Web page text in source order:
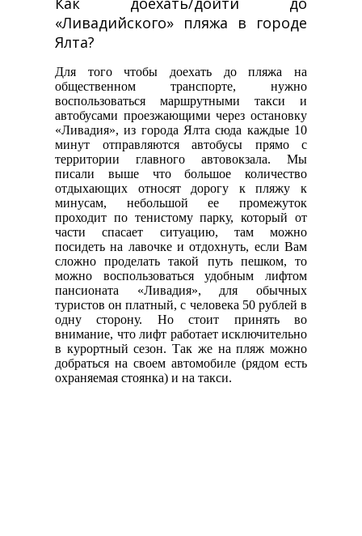
«Ливадийского» пляжа в городе
Ялта?
Для того чтобы доехать до пляжа на
общественном транспорте, нужно
воспользоваться маршрутными такси и
автобусами проезжающими через остановку
«Ливадия», из города Ялта сюда каждые 10
минут отправляются автобусы прямо с
территории главного автовокзала. Мы
писали выше что большое количество
отдыхающих относят дорогу к пляжу к
минусам, небольшой ее промежуток
проходит по тенистому парку, который от
части спасает ситуацию, там можно
посидеть на лавочке и отдохнуть, если Вам
сложно проделать такой путь пешком, то
можно воспользоваться удобным лифтом
пансионата «Ливадия», для обычных
туристов он платный, с человека 50 рублей в
одну сторону. Но стоит принять во
внимание, что лифт работает исключительно
в курортный сезон. Так же на пляж можно
добраться на своем автомобиле (рядом есть
охраняемая стоянка) и на такси.